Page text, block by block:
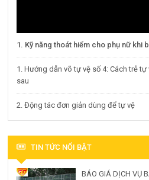
1. Kỹ năng thoát hiểm cho phụ nữ khi
1. Hướng dẫn võ tự vệ số 4: Cách trẻ
sau
2. Động tác đơn giản dùng để tự vệ
TIN TỨC NỔI BẬT
BÁO GIÁ DỊCH VỤ